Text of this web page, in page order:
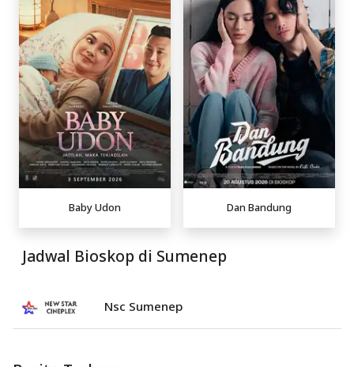
Baby Udon Dan Bandung
Jadwal Bioskop di Sumenep
Nsc Sumenep